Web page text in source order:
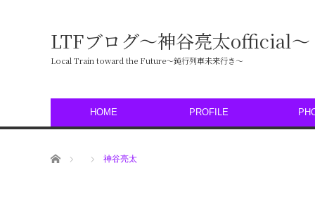
LTFブログ〜神谷亮太official〜
Local Train toward the Future〜鈍行列車未来行き〜
HOME PROFILE
ホーム 神谷亮太